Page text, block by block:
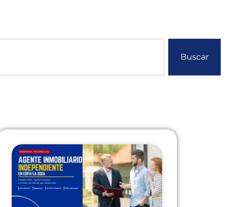
Buscar